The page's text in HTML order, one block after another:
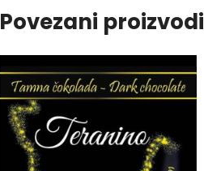
Povezani proizvodi